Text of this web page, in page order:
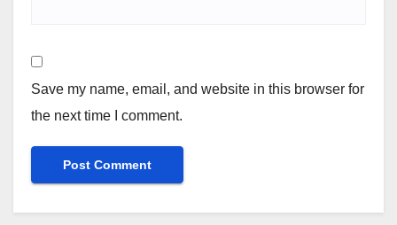
Save my name, email, and website in this browser for
the next time I comment.